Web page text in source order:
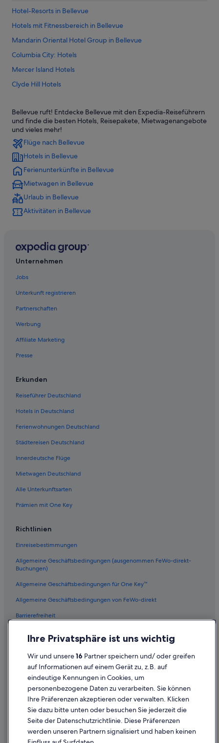
Hotel-Resorts in Bellevue
Hotels mit Fitnessbereich in Bellevue
Mandarin Oriental Hotel Group in Bellevue
Columbia City: Hotels
Mercer Island Hotels
Clyde Hill Hotels
Hostels in Bellevue
5-Sterne-Hotels in Bellevue
Hotels mit Casino in Bellevue
University District: Hotels
Ferienwohnungen in Bellevue
Boutique- in Bellevue
Golf in Bellevue
Oakwood Hotels in Bellevue
Luxus in Bellevue
Stevens: Hotels
Hotels mit Pool in Capitol Hill
Hotels nahe Microsoft Campus
Aparthotels in Bellevue
Ferienwohnungen in Eastside
Günstige in Bellevue
Lodges in Bellevue
Motels in Bellevue
Haustierfreundliche in Bellevue
Hotels mit Pool in Bellevue
Private Ferienhäuser in Bellevue
Residenzen in Bellevue
Hotels mit Wellnessbereich in Bellevue
Strand in Bellevue
Bellevue ruft! Entdecke Bellevue mit den Expedia-Reiseführern
und finde die besten Hotels, Reisepakete, Mietwagenangebote
und vieles mehr!
Flüge nach Bellevue
Hotels in Bellevue
Ferienunterkünfte in Bellevue
Mietwagen in Bellevue
Urlaub in Bellevue
Aktivitäten in Bellevue
Unternehmen
Jobs
Unterkunft registrieren
Partnerschaften
Werbung
Affiliate Marketing
Presse
Erkunden
Reiseführer Deutschland
Hotels in Deutschland
Ferienwohnungen Deutschland
Städtereisen Deutschland
Innerdeutsche Flüge
Mietwagen Deutschland
Alle Unterkunftsarten
Prämien mit One Key
Richtlinien
Einreisebestimmungen
Allgemeine Geschäftsbedingungen (ausgenommen FeWo-direkt-
Buchungen)
Allgemeine Geschäftsbedingungen für One Key™
Allgemeine Geschäftsbedingungen von FeWo-direkt
Barrierefreiheit
Inhaltsrichtlinien und Melden von Inhalten
Hilfe
Hilfe
Flug stornieren
Ihre Privatsphäre ist uns wichtig
Wir und unsere16 Partner speichern und/ oder greifen
auf Informationen auf einem Gerät zu, z.B. auf
eindeutige Kennungen in Cookies, um
personenbezogene Daten zu verarbeiten. Sie können
Ihre Präferenzen akzeptieren oder verwalten. Klicken
Sie dazu bitte unten oder besuchen Sie jederzeit die
Seite der Datenschutzrichtlinie. Diese Präferenzen
werden unseren Partnern signalisiert und haben keinen